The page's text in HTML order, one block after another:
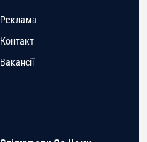
Реклама
Контакт
Вакансії